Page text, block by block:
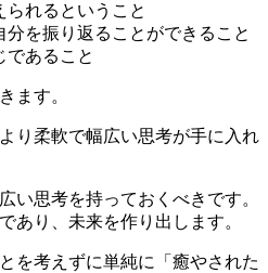
られるということ
分を振り返ることができること
であること
ます。
り柔軟で幅広い思考が手に入れ
い思考を持っておくべきです。
あり、未来を作り出します。
を考えずに単純に「癒やされた